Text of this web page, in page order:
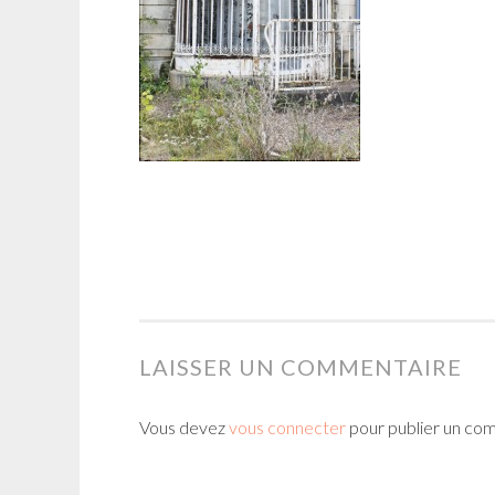
LAISSER UN COMMENTAIRE
Vous devezvous connecter pour publier un